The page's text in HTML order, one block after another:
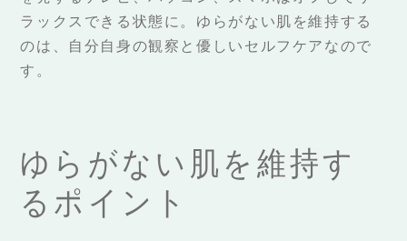
ラックスできる状態に。ゆらがない肌を維持する
のは、自分自身の観察と優しいセルフケアなので
す。
ゆらがない肌を維持す
るポイント